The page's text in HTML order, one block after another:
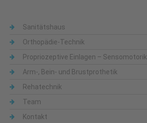
Sanitätshaus
Orthopädie-Technik
Propriozeptive Einlagen – Sensomotorik
Arm-, Bein- und Brustprothetik
Rehatechnik
Team
Kontakt